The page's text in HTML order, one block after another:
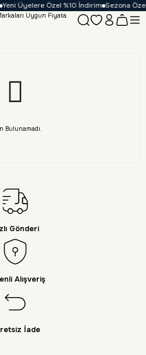
Yeni Üyelere Özel %10 İndirim Sezona
Bulunamadı.
Gönderi
Alışveriş
İade